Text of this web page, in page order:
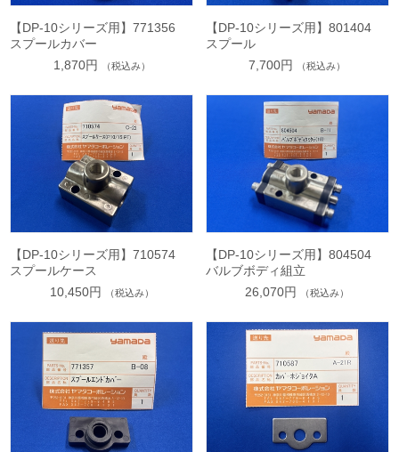
【DP-10シリーズ用】771356
スプールカバー
1,870円
（税込み）
【DP-10シリーズ用】801404
スプール
7,700円
（税込み）
【DP-10シリーズ用】710574
スプールケース
10,450円
（税込み）
【DP-10シリーズ用】804504
バルブボディ組立
26,070円
（税込み）